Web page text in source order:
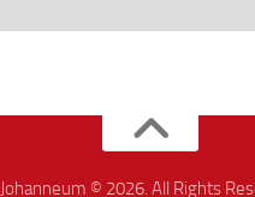
Johanneum © 2026. All Rights